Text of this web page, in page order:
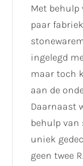
Met behulp
paar
ingelegd
maar toch
aan de
Daarnaast
behulp van
uniek
geen twee